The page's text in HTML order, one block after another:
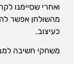
ואחרי שסיימנו
מהשולחן אפשר
כעיצוב.
משחקי חשיבה